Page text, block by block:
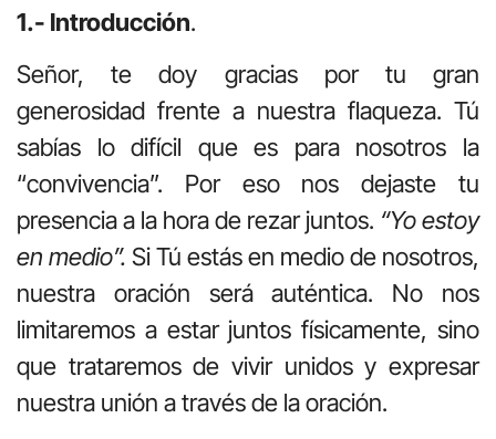
1.- Introducción.
Señor, te doy gracias por tu gran
generosidad frente a nuestra flaqueza. Tú
sabías lo difícil que es para nosotros la
“convivencia”. Por eso nos dejaste tu
presencia a la hora de rezar juntos. “Yo estoy
en medio”. Si Tú estás en medio de nosotros,
nuestra oración será auténtica. No nos
limitaremos a estar juntos físicamente, sino
que trataremos de vivir unidos y expresar
nuestra unión a través de la oración.